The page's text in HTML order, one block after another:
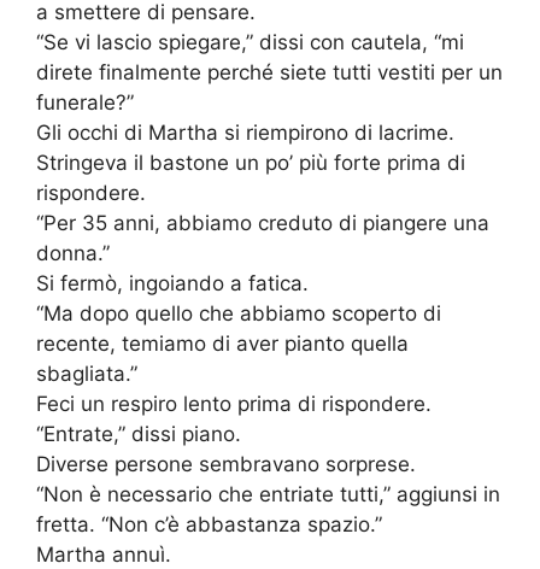
a smettere di pensare.
“Se vi lascio spiegare,” dissi con cautela, “mi
direte finalmente perché siete tutti vestiti per un
funerale?”
Gli occhi di Martha si riempirono di lacrime.
Stringeva il bastone un po’ più forte prima di
rispondere.
“Per 35 anni, abbiamo creduto di piangere una
donna.”
Si fermò, ingoiando a fatica.
“Ma dopo quello che abbiamo scoperto di
recente, temiamo di aver pianto quella
sbagliata.”
Feci un respiro lento prima di rispondere.
“Entrate,” dissi piano.
Diverse persone sembravano sorprese.
“Non è necessario che entriate tutti,” aggiunsi in
fretta. “Non c’è abbastanza spazio.”
Martha annuì.